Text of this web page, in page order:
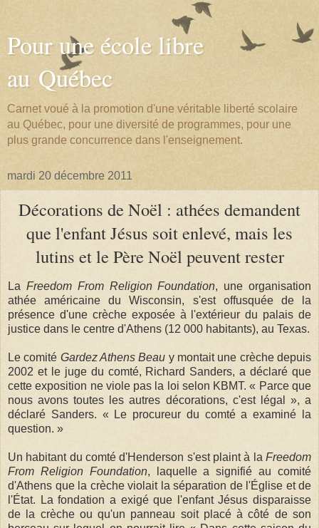
Pour une école libre
au Québec
Carnet voué à la promotion d'une véritable liberté scolaire
au Québec, pour une diversité de programmes, pour une
plus grande concurrence dans l'enseignement.
mardi 20 décembre 2011
Décorations de Noël : athées demandent
que l'enfant Jésus soit enlevé, mais les
lutins et le Père Noël peuvent rester
La Freedom From Religion Foundation, une organisation
athée américaine du Wisconsin, s'est offusquée de la
présence d'une crèche exposée à l'extérieur du palais de
justice dans le centre d'Athens (12 000 habitants), au Texas.
Le comité Gardez Athens Beau y montait une crèche depuis
2002 et le juge du comté, Richard Sanders, a déclaré que
cette exposition ne viole pas la loi selon KBMT. « Parce que
nous avons toutes les autres décorations, c'est légal », a
déclaré Sanders. « Le procureur du comté a examiné la
question. »
Un habitant du comté d'Henderson s'est plaint à la Freedom
From Religion Foundation, laquelle a signifié au comité
d'Athens que la crèche violait la séparation de l'Église et de
l'État. La fondation a exigé que l'enfant Jésus disparaisse
de la crèche ou qu'un panneau soit placé à côté de son